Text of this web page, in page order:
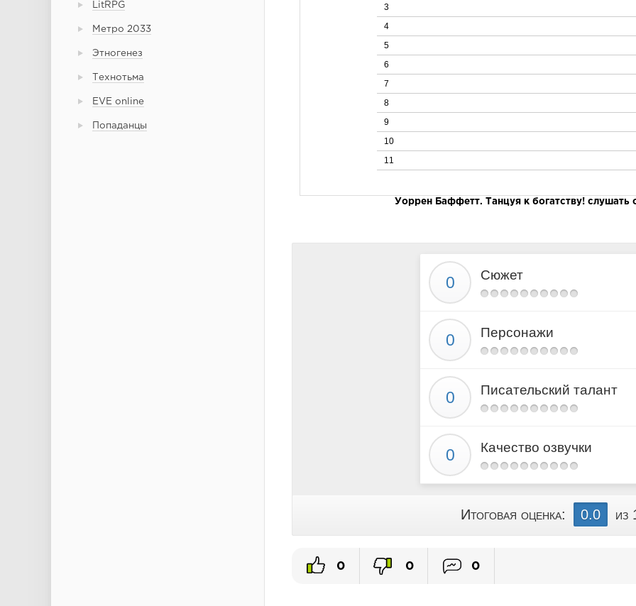
LitRPG
Метро 2033
Этногенез
Технотьма
EVE online
Попаданцы
3
4
5
6
7
8
9
10
11
Уоррен Баффетт. Танцуя к богатству! слушать
Сюжет
Персонажи
Писательский талант
Качество озвучки
Итоговая оценка: 0.0 из
0 0 0